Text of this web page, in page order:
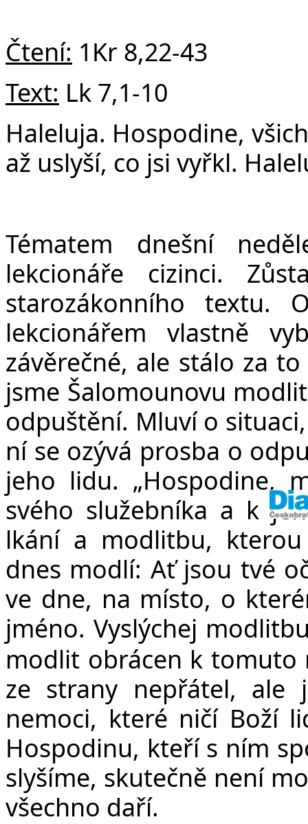
v
Čtení: 1Kr 8,22-43
Text: Lk 7,1-10
Haleluja. Hospodine,
až uslyší, co jsi vyřkl.
Tématem dnešní
lekcionáře cizinci.
starozákonního textu.
lekcionářem vlastně
závěrečné, ale stálo za
jsme Šalomounovu
odpuštění. Mluví o
ní se ozývá prosba o
jeho lidu. „Hospodine,
svého služebníka a k
lkání a modlitbu,
dnes modlí: Ať jsou tvé
ve dne, na místo, o
jméno. Vyslýchej
modlit obrácen k tomuto
ze strany nepřátel,
nemoci, které ničí Boží
Hospodinu, kteří s ním
slyšíme, skutečně není
všechno daří.